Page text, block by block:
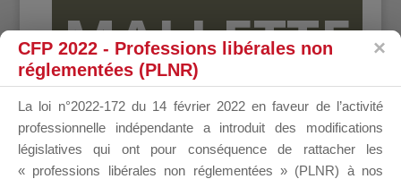
MALLETTE
DU
CFP 2022 - Professions libérales non
réglementées (PLNR)
La loi n°2022-172 du 14 février 2022 en faveur de l’activité
professionnelle indépendante a introduit des modifications
législatives qui ont pour conséquence de rattacher les
« professions libérales non réglementées » (PLNR) à nos